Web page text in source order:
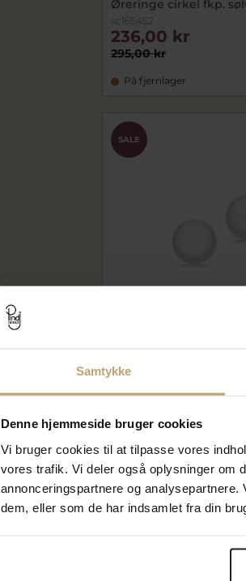
Samtykke
Denne hjemmeside bruger cookies
Vi bruger cookies til at tilpasse vores
vores trafik. Vi deler også oplysninger om
annonceringspartnere og
dem, eller som de har indsamlet fra din
Øreringe cirkel fkp.
sc165452
295,00 kr
236,00 kr
På fjernlager
SALE
sc165372
156,00 kr